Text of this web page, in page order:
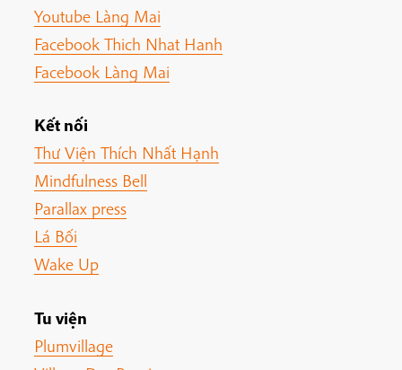
Youtube Làng Mai
Facebook Thich Nhat Hanh
Facebook Làng Mai
Kết nối
Thư Viện Thích Nhất Hạnh
Mindfulness Bell
Parallax press
Lá Bối
Wake Up
Tu viện
Plumvillage